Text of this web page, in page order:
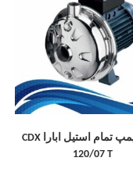
الکتروپمپ تمام استیل ابارا CDX
120/07 T